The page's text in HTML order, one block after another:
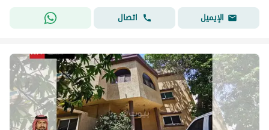
الإيميل
اتصال